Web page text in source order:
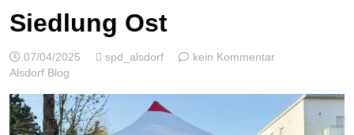
Siedlung Ost
07/04/2025 spd_alsdorf
kein Kommentar
Alsdorf Blog